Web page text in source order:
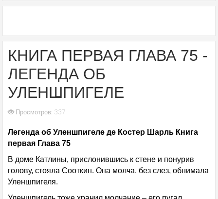
КНИГА ПЕРВАЯ ГЛАВА 75 -
ЛЕГЕНДА ОБ
УЛЕНШПИГЕЛЕ
Просмотров: 337
Легенда об Уленшпигеле де Костер Шарль Книга
первая Глава 75
В доме Катлины, прислонившись к стене и понурив
голову, стояла Сооткин. Она молча, без слез, обнимала
Уленшпигеля.